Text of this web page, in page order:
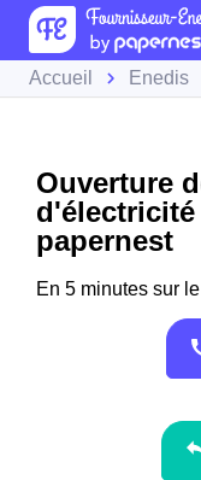
Accueil Enedis